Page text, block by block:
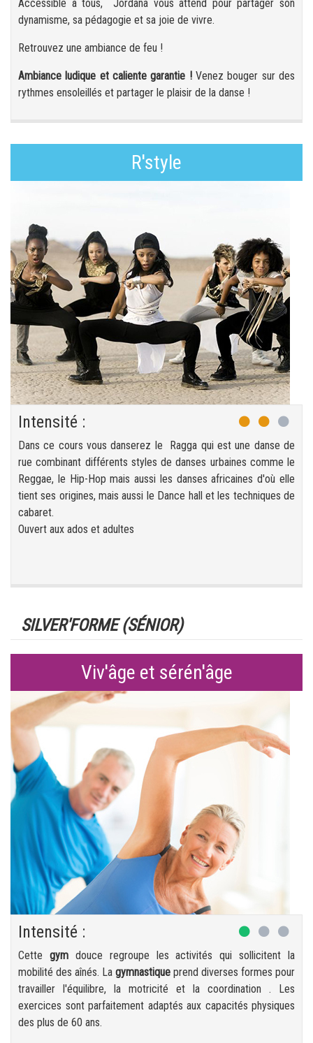
Accessible à tous, Jordana vous attend pour partager son
dynamisme, sa pédagogie et sa joie de vivre.
Retrouvez une ambiance de feu !
Ambiance ludique et caliente garantie ! Venez bouger sur des
rythmes ensoleillés et partager le plaisir de la danse !
R'style
Intensité :
Dans ce cours vous danserez le Ragga qui est une danse de
rue combinant différents styles de danses urbaines comme le
Reggae, le Hip-Hop mais aussi les danses africaines d'où elle
tient ses origines, mais aussi le Dance hall et les techniques de
cabaret.
Ouvert aux ados et adultes
SILVER'FORME (SÉNIOR)
Viv'âge et sérén'âge
Intensité :
Cette gymdouce regroupe les activités qui sollicitent la
mobilité des aînés. La gymnastique prend diverses formes pour
travailler l'équilibre, la motricité et la coordination . Les
exercices sont parfaitement adaptés aux capacités physiques
des plus de 60 ans.